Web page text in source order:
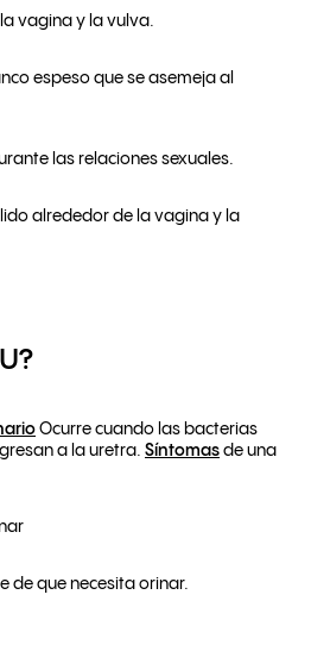
vagina y la vulva.
espeso que se asemeja al
las relaciones sexuales.
alrededor de la vagina y la
Ocurre cuando las bacterias
a la uretra. Síntomas de una
de que necesita orinar.